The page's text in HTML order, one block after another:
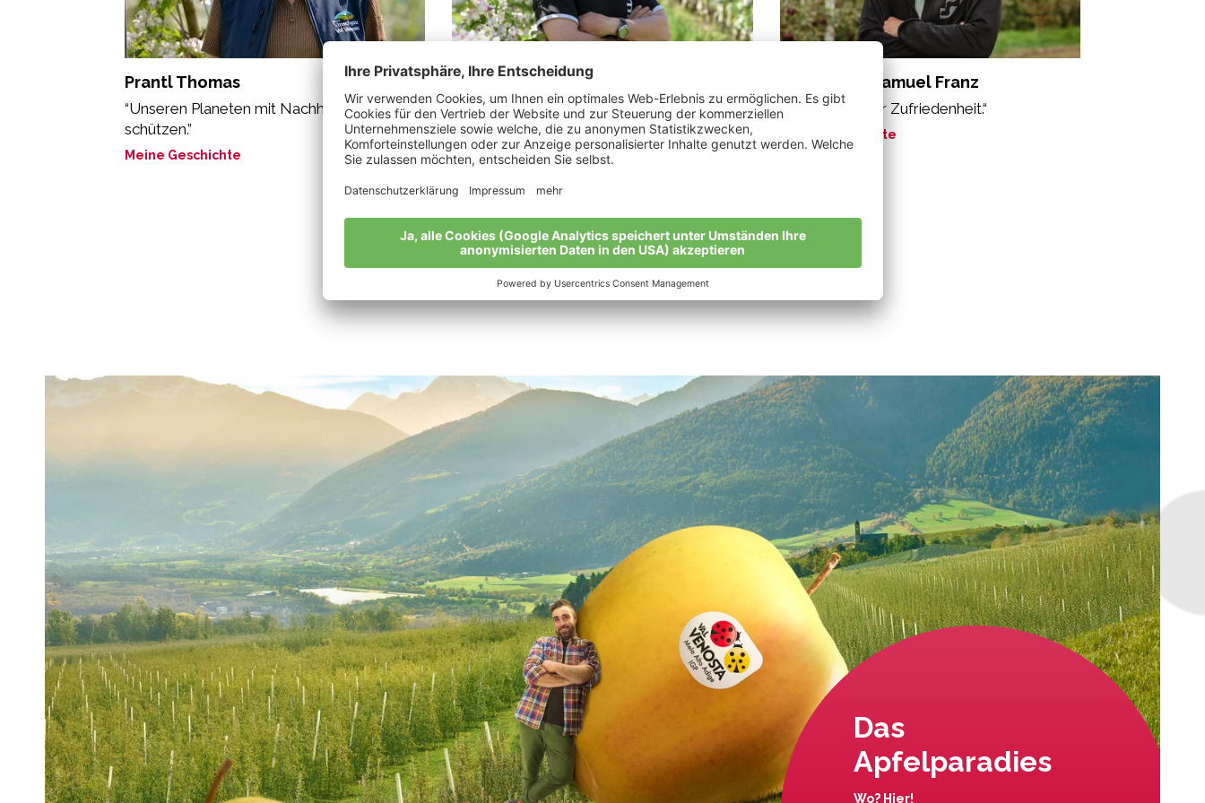
Prantl Thomas
“Unseren Planeten mit Nachhaltigkeit
schützen.”
Meine Geschichte
Weiss Josef
„Bio-Äpfel sind das beste Produkt der
Natur.“
Meine Geschichte
Jennewein Samuel Franz
„Das Gefühl der Zufriedenheit.“
Meine Geschichte
Alle Bio-Bauern im Überblick
Das
Apfelparadies
Wo? Hier!